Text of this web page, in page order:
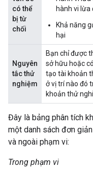
có thể
bị từ
chối
hành vi lừa
Khả năng
hại
Nguyên
tắc thử
nghiệm
Bạn chỉ được
sở hữu hoặc
tạo tài khoản
ở vị trí nào đó
khoản thử
Đây là bảng phân tích
một danh sách đơn
và ngoài phạm vi:
Trong phạm vi